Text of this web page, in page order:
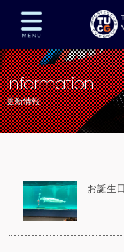
在庫車両情報
TUCとは？
全国納車
プライバシーポリシー
Information
更新情報
お誕生